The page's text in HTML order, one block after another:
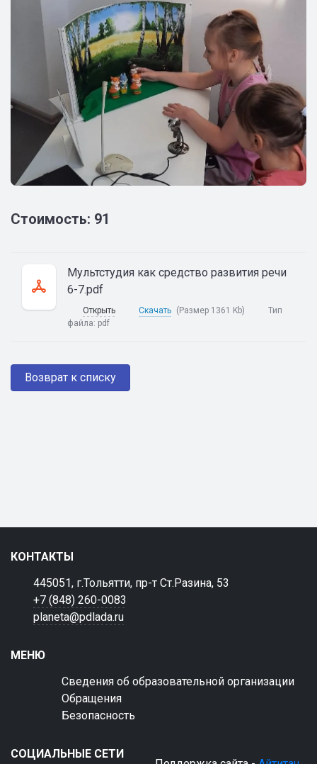
Стоимость: 91
Мультстудия как средство развития речи
6-7.pdf
Открыть Скачать (Размер 1361 Kb)
Тип
файла: pdf
Возврат к списку
КОНТАКТЫ
445051, г.Тольятти, пр-т Ст.Разина, 53
+7 (848) 260-0083
planeta@pdlada.ru
МЕНЮ
Сведения об образовательной организации
Обращения
Безопасность
СОЦИАЛЬНЫЕ СЕТИ